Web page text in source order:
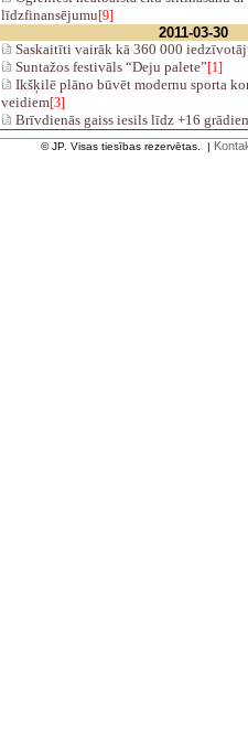
līdzfinansējumu[9]
2011-03-30
Saskaitīti vairāk kā 360 000
Suntažos festivāls “Deju palete”[1]
Ikšķilē plāno būvēt modernu sporta
veidiem[3]
Brīvdienās gaiss iesils līdz +16
© JP. Visas tiesības rezervētas. |